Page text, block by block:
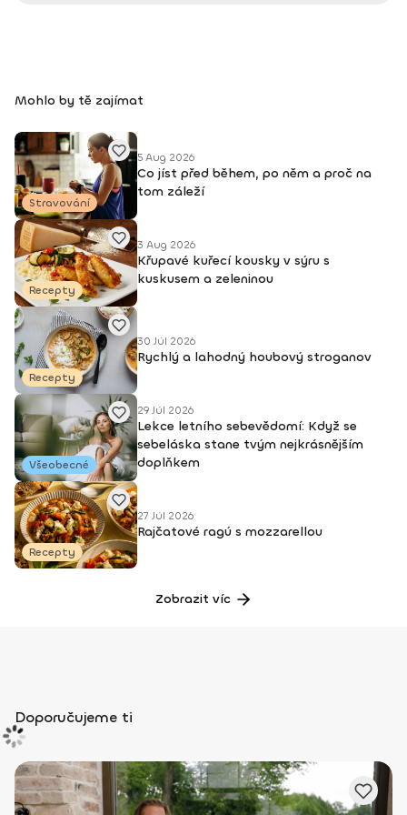
Mohlo by tě zajímat
Stravování
5 Aug 2026
Co jíst před během, po něm a proč na
tom záleží
Recepty
3 Aug 2026
Křupavé kuřecí kousky v sýru s
kuskusem a zeleninou
Recepty
30 Júl 2026
Rychlý a lahodný houbový stroganov
Všeobecné
29 Júl 2026
Lekce letního sebevědomí: Když se
sebeláska stane tvým nejkrásnějším
doplňkem
Recepty
27 Júl 2026
Rajčatové ragú s mozzarellou
Zobrazit víc
Doporučujeme ti